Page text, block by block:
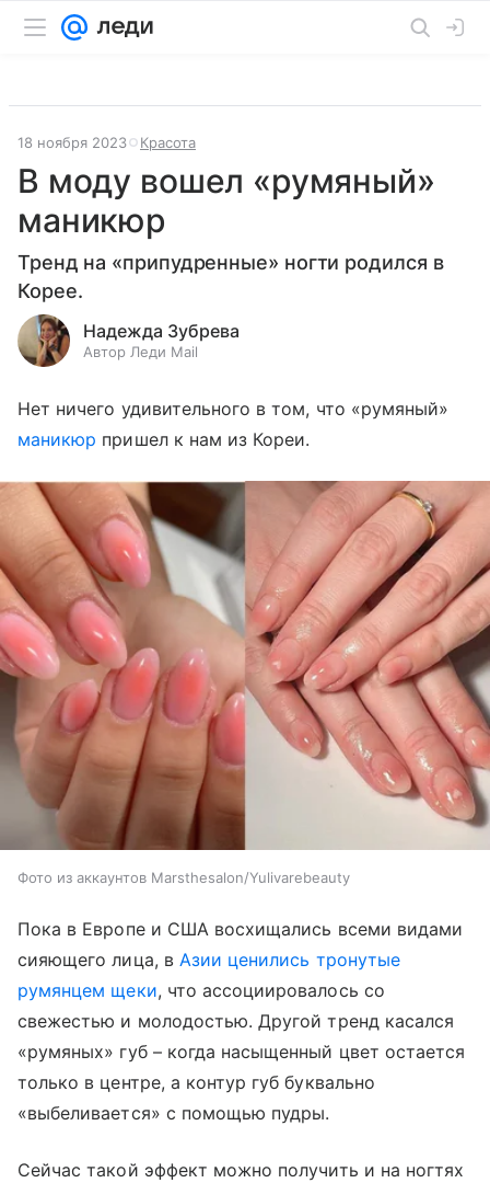
18 ноября 2023 Красота
В моду вошел «румяный»
маникюр
Тренд на «припудренные» ногти родился в
Корее.
Надежда Зубрева
Автор Леди Mail
Нет ничего удивительного в том, что «румяный»
маникюр пришел к нам из Кореи.
Фото из аккаунтов Marsthesalon/Yulivarebeauty
Пока в Европе и США восхищались всеми видами
сияющего лица, в Азии ценились тронутые
румянцем щеки, что ассоциировалось со
свежестью и молодостью. Другой тренд касался
«румяных» губ – когда насыщенный цвет остается
только в центре, а контур губ буквально
«выбеливается» с помощью пудры.
Сейчас такой эффект можно получить и на ногтях